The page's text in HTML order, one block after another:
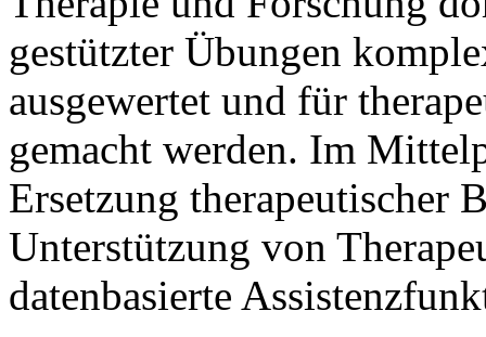
gestützter Übungen
ausgewertet und für
gemacht werden. Im
Ersetzung therapeutischer
Unterstützung von
datenbasierte